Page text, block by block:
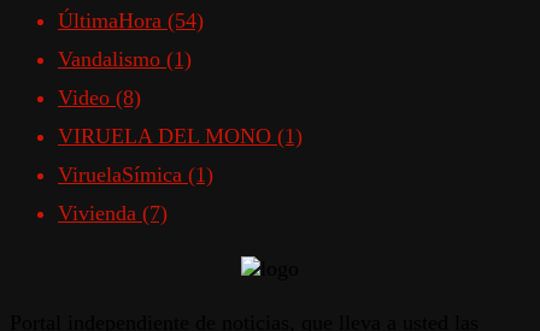
ÚltimaHora (54)
Vandalismo (1)
Video (8)
VIRUELA DEL MONO (1)
ViruelaSímica (1)
Vivienda (7)